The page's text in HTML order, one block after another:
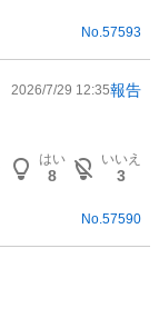
No.57593
2026/7/29 12:35報告
はい
8
いいえ
3
No. 57590